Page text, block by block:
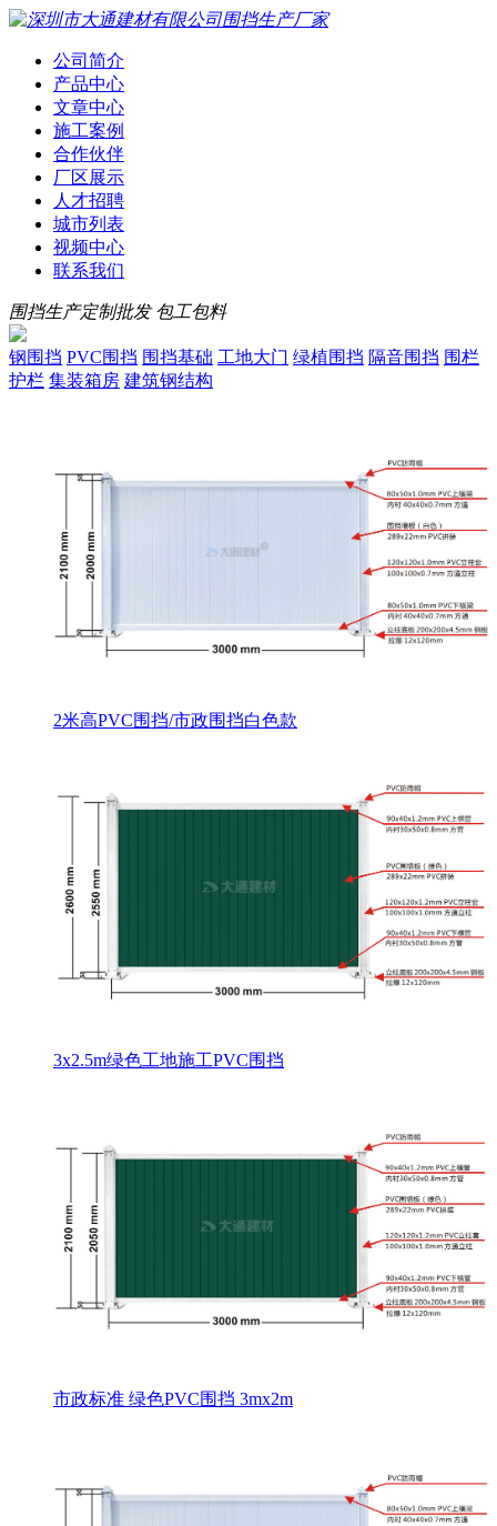
公司简介
产品中心
文章中心
施工案例
合作伙伴
厂区展示
人才招聘
城市列表
视频中心
联系我们
围挡生产定制批发 包工包料
钢围挡 PVC围挡 围挡基础 工地大门 绿植围挡 隔音围挡 围栏
护栏 集装箱房 建筑钢结构
2米高PVC围挡/市政围挡白色款
3x2.5m绿色工地施工PVC围挡
市政标准 绿色PVC围挡 3mx2m